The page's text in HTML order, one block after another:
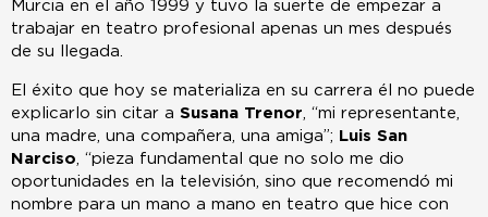
Murcia en el año 1999 y tuvo la suerte de empezar a
trabajar en teatro profesional apenas un mes después
de su llegada.
El éxito que hoy se materializa en su carrera él no puede
explicarlo sin citar a Susana Trenor , “mi representante,
una madre, una compañera, una amiga”; Luis San
Narciso , “pieza fundamental que no solo me dio
oportunidades en la televisión, sino que recomendó mi
nombre para un mano a mano en teatro que hice con